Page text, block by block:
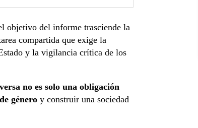
objetivo del informe trasciende la
compartida que exige la
y la vigilancia crítica de los
no es solo una obligación
género y construir una sociedad